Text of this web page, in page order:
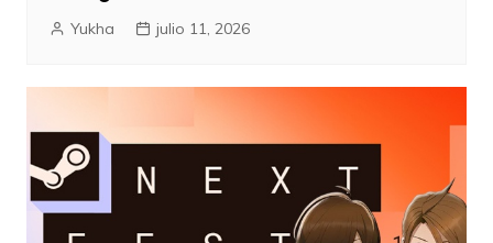
Yukha julio 11, 2026